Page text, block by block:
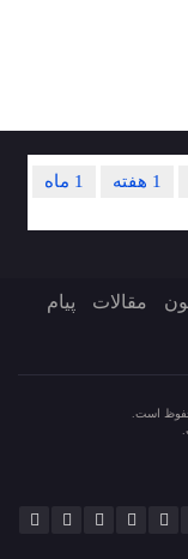
1 ماه 1 هفته
مقالات پیام
است.